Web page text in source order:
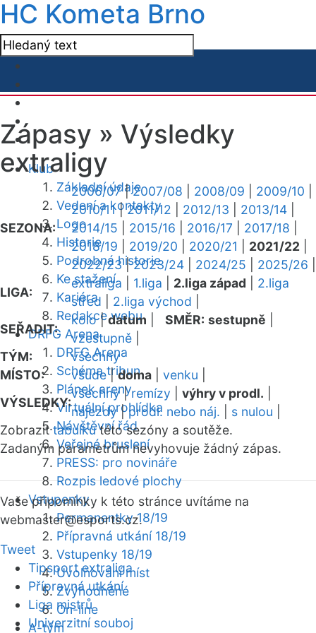
HC Kometa Brno
Klub
Základní údaje
Vedení a kontakty
Logo
Historie
Podrobná historie
Ke stažení
Kariéra
Redakce webu
DRFG Arena
DRFG Arena
Schéma tribun
Plánek areny
Virtuální prohlídka
Návštěvní řád
Veřejné bruslení
PRESS: pro novináře
Rozpis ledové plochy
Vstupenky
Permanentky 18/19
Přípravná utkání 18/19
Vstupenky 18/19
Uvolňování míst
Zvýhodněné
On-line
A-tým
Zápasy » Výsledky
extraligy
SEZONA:
2006/07|2007/08 2008/09 2009/10
2010/11|2011/12 2012/13 2013/14
2014/15
2015/16 2016/17 2017/18
2018/19
2019/20 2020/21 2021/22
2022/23|2023/24 2024/25 2025/26
LIGA:
extraliga 1.liga 2.liga západ
2.liga
střed
2.liga východ
SEŘADIT:
kolo|datum SMĚR: sestupně
vzestupně
TÝM:
všechny
MÍSTO:
všude|doma venku
VÝSLEDKY:
všechny|remízy výhry v prodl.
nájezdy|prodl. nebo náj. s nulou
Zobrazittabulkutéto sezóny a soutěže.
Zadaným parametrům nevyhovuje žádný zápas.
Vaše připomínky k této stránce uvítáme na
webmaster@esports.cz.
Tweet
Tipsport extraliga
Přípravná utkání
Liga mistrů
Univerzitní souboj